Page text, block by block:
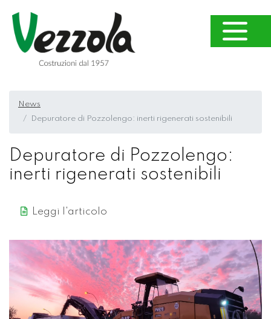
News
Depuratore di Pozzolengo: inerti rigenerati sostenibili
Depuratore di Pozzolengo:
inerti rigenerati sostenibili
Leggi l'articolo